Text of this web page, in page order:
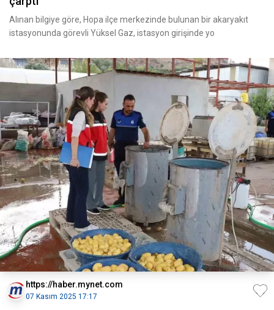
Alınan bilgiye göre, Hopa ilçe merkezinde bulunan bir akaryakıt
istasyonunda görevli Yüksel Gaz, istasyon girişinde yo
https://haber.mynet.com
07 Kasım 2025 17:17